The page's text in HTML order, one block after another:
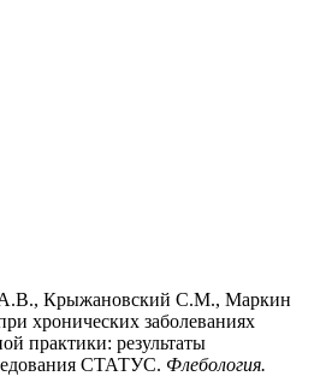
Крыжановский С.М., Маркин
хронических заболеваниях
практики: результаты
СТАТУС. Флебология.